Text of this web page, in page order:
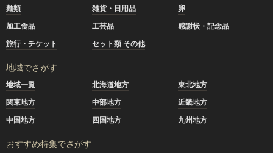
麺類
雑貨・日用品
卵
加工食品
工芸品
感謝状・記念品
旅行・チケット
セット類 その他
地域でさがす
地域一覧 北海道地方
東北地方
関東地方
中部地方
近畿地方
中国地方
四国地方 九州地方
おすすめ特集でさがす